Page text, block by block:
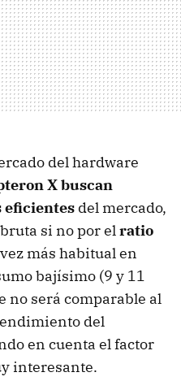
del hardware
X buscan
eficientes del mercado,
si no por elratio
más habitual en
bajísimo (9 y 11
no será comparable al
del
en cuenta el factor
interesante.